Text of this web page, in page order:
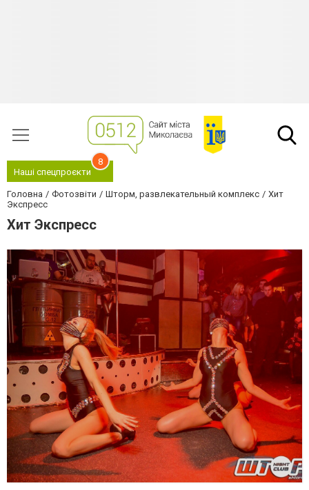
Наші спецпроєкти
8
Головна Фотозвіти Шторм, развлекательный комплекс
Хит
Экспресс
Хит Экспресс